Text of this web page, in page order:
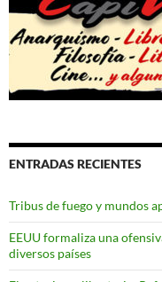
ENTRADAS RECIENTES
Tribus de fuego y mundos
EEUU formaliza una
diversos países